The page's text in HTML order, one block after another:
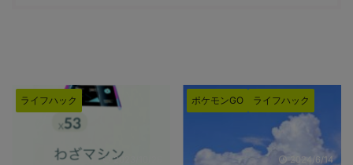
ライフハック
2023/10/26
ポケモンGO ライフハック
2024/6/14